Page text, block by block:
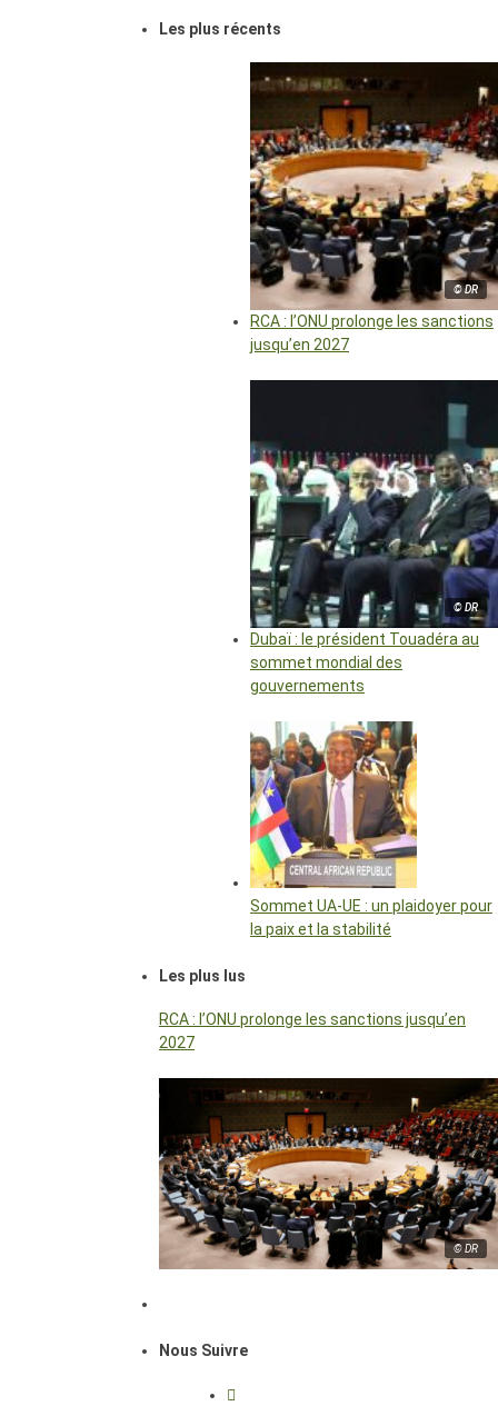
Les plus récents
© DR
RCA : l’ONU prolonge les sanctions
jusqu’en 2027
© DR
Dubaï : le président Touadéra au
sommet mondial des
gouvernements
Sommet UA-UE : un plaidoyer pour
la paix et la stabilité
Les plus lus
RCA : l’ONU prolonge les sanctions jusqu’en
2027
© DR
Nous Suivre